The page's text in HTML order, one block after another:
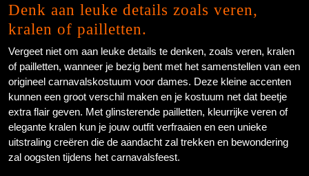
Denk aan leuke details zoals veren,
kralen of pailletten.
Vergeet niet om aan leuke details te denken, zoals veren, kralen
of pailletten, wanneer je bezig bent met het samenstellen van een
origineel carnavalskostuum voor dames. Deze kleine accenten
kunnen een groot verschil maken en je kostuum net dat beetje
extra flair geven. Met glinsterende pailletten, kleurrijke veren of
elegante kralen kun je jouw outfit verfraaien en een unieke
uitstraling creëren die de aandacht zal trekken en bewondering
zal oogsten tijdens het carnavalsfeest.